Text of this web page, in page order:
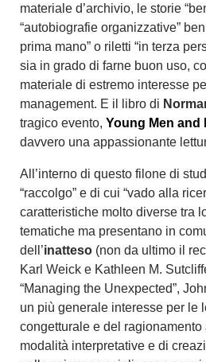
materiale d’archivio, le storie
“autobiografie organizzative”
prima mano” o riletti “in terza
sia in grado di farne buon uso,
materiale di estremo interesse
management. E il libro di
tragico evento, Young Men and
davvero una appassionante
All’interno di questo filone di
“raccolgo” e di cui “vado alla
caratteristiche molto diverse tra
tematiche ma presentano in
dell’inatteso(non da ultimo il
Karl Weick e Kathleen M.
“Managing the Unexpected”,
un più generale interesse per le
congetturale e del ragionamento
modalità interpretative e di